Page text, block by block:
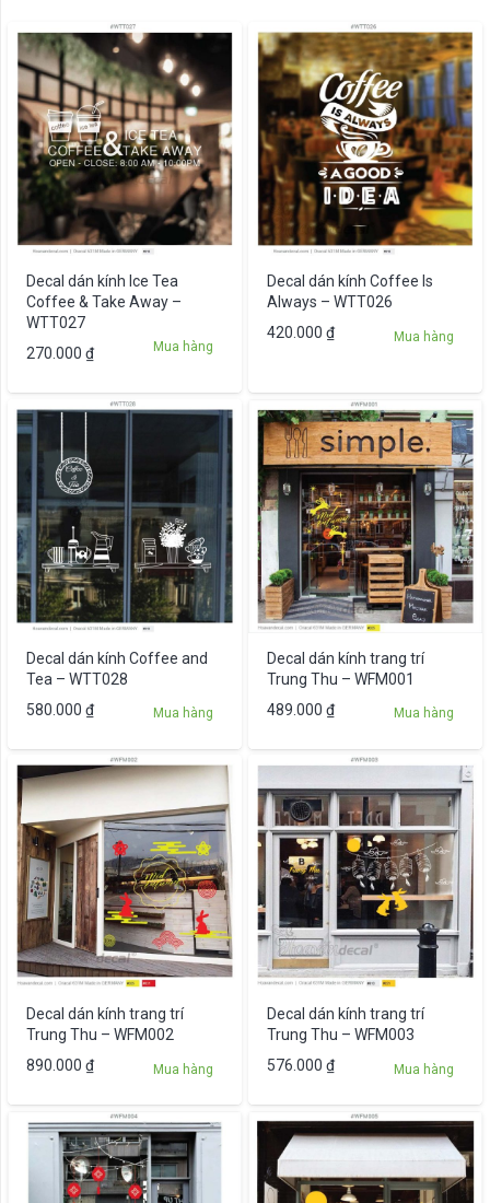
Decal dán kính Ice Tea
Coffee & Take Away –
WTT027
270.000 ₫ Mua hàng
Decal dán kính Coffee Is
Always – WTT026
420.000 ₫ Mua hàng
Decal dán kính Coffee and
Tea – WTT028
580.000 ₫ Mua hàng
Decal dán kính trang trí
Trung Thu – WFM001
489.000 ₫ Mua hàng
Decal dán kính trang trí
Trung Thu – WFM002
890.000 ₫ Mua hàng
Decal dán kính trang trí
Trung Thu – WFM003
576.000 ₫ Mua hàng